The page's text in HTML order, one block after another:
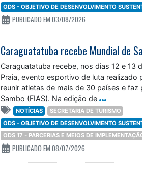
ODS - OBJETIVO DE DESENVOLVIMENTO
PUBLICADO EM 03/08/2026
Caraguatatuba recebe, nos dias 12 e 13
Praia, evento esportivo de luta
reunir atletas de mais de 30 países e
Sambo (FIAS). Na edição de
NOTÍCIAS
SECRETARIA DE TURISMO
ODS - OBJETIVO DE DESENVOLVIMENTO
ODS 17 - PARCERIAS E MEIOS DE
PUBLICADO EM 08/07/2026